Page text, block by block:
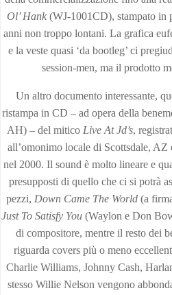
Ol’ Hank (WJ-1001CD), stampato in
anni non troppo lontani. La grafica
e la veste quasi ‘da bootleg’ ci
session-men, ma il prodotto
Un altro documento interessante,
ristampa in CD – ad opera della
AH) – del mitico Live At Jd’s,
all’omonimo locale di Scottsdale, AZ
nel 2000. Il sound è molto lineare e
presupposti di quello che ci si potrà
pezzi, Down Came The World (a
Just To Satisfy You (Waylon e Don
di compositore, mentre il resto dei
riguarda covers più o meno
Charlie Williams, Johnny Cash,
stesso Willie Nelson vengono